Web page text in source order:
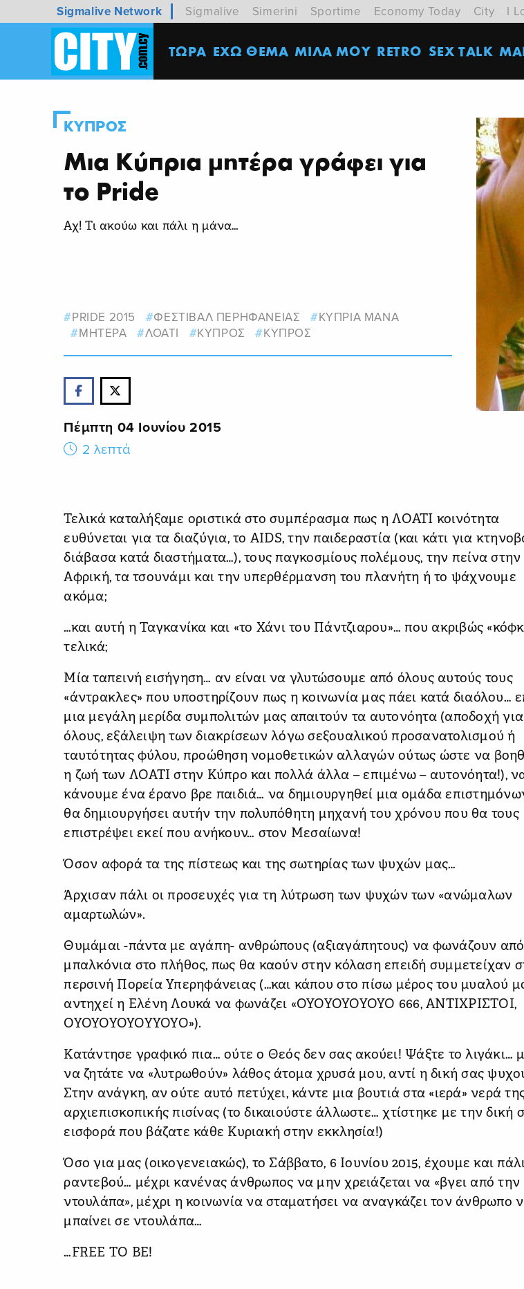
Sigmalive Network Sigmalive Simerini Sportime Economy Today City I
ΤΩΡΑ ΕΧΩ ΘΕΜΑ MΙΛΑ ΜΟΥ RETRO SEX TALK
ΚΥΠΡΟΣ
Μια Κύπρια μητέρα γράφει για
το Pride
Αχ! Τι ακούω και πάλι η μάνα…
PRIDE 2015 ΦΕΣΤΙΒΑΛ ΠΕΡΗΦΑΝΕΙΑΣ
ΚΥΠΡΙΑ ΜΑΝΑ
ΜΗΤΕΡΑ
ΛΟΑΤΙ ΚΥΠΡΟΣ ΚΥΠΡΟΣ
Πέμπτη 04 Ιουνίου 2015
2 λεπτά
Τελικά καταλήξαμε οριστικά στο συμπέρασμα πως η ΛΟΑΤΙ κοινότητα
ευθύνεται για τα διαζύγια, το AIDS, την παιδεραστία (και κάτι για
διάβασα κατά διαστήματα…), τους παγκοσμίους πολέμους, την πείνα στην
Αφρική, τα τσουνάμι και την υπερθέρμανση του πλανήτη ή το ψάχνουμε
ακόμα;
…και αυτή η Ταγκανίκα και «το Χάνι του Πάντζιαρου»… που ακριβώς
τελικά;
Μία ταπεινή εισήγηση… αν είναι να γλυτώσουμε από όλους αυτούς τους
«άντρακλες» που υποστηρίζουν πως η κοινωνία μας πάει κατά διαόλου…
μια μεγάλη μερίδα συμπολιτών μας απαιτούν τα αυτονόητα (αποδοχή για
όλους, εξάλειψη των διακρίσεων λόγω σεξουαλικού προσανατολισμού ή
ταυτότητας φύλου, προώθηση νομοθετικών αλλαγών ούτως ώστε να
η ζωή των ΛΟΑΤΙ στην Κύπρο και πολλά άλλα – επιμένω – αυτονόητα!),
κάνουμε ένα έρανο βρε παιδιά… να δημιουργηθεί μια ομάδα
θα δημιουργήσει αυτήν την πολυπόθητη μηχανή του χρόνου που θα τους
επιστρέψει εκεί που ανήκουν… στον Μεσαίωνα!
Όσον αφορά τα της πίστεως και της σωτηρίας των ψυχών μας…
Άρχισαν πάλι οι προσευχές για τη λύτρωση των ψυχών των «ανώμαλων
αμαρτωλών».
Θυμάμαι -πάντα με αγάπη- ανθρώπους (αξιαγάπητους) να φωνάζουν
μπαλκόνια στο πλήθος, πως θα καούν στην κόλαση επειδή συμμετείχαν
περσινή Πορεία Υπερηφάνειας (…και κάπου στο πίσω μέρος του μυαλού
αντηχεί η Ελένη Λουκά να φωνάζει «ΟΥΟΥΟΥΟΥΟΥΟ 666, ΑΝΤΙΧΡΙΣΤΟΙ,
ΟΥΟΥΟΥΟΥΟΥΥΟΥΟ»).
Κατάντησε γραφικό πια… ούτε ο Θεός δεν σας ακούει! Ψάξτε το λιγάκι…
να ζητάτε να «λυτρωθούν» λάθος άτομα χρυσά μου, αντί η δική σας
Στην ανάγκη, αν ούτε αυτό πετύχει, κάντε μια βουτιά στα «ιερά» νερά
αρχιεπισκοπικής πισίνας (το δικαιούστε άλλωστε… χτίστηκε με την δική
εισφορά που βάζατε κάθε Κυριακή στην εκκλησία!)
Όσο για μας (οικογενειακώς), το Σάββατο, 6 Ιουνίου 2015, έχουμε και
ραντεβού… μέχρι κανένας άνθρωπος να μην χρειάζεται να «βγει από την
ντουλάπα», μέχρι η κοινωνία να σταματήσει να αναγκάζει τον άνθρωπο
μπαίνει σε ντουλάπα…
…FREE TO BE!